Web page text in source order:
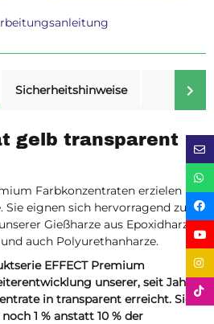
Sicherheitshinweise
gelb transparent
Farbkonzentraten erzielen Sie
Sie eignen sich hervorragend zum
Gießharze aus Epoxidharz,
auch Polyurethanharze.
EFFECT Premium
unserer, seit Jahren
in transparent erreicht. Sie
1 % anstatt 10 % der